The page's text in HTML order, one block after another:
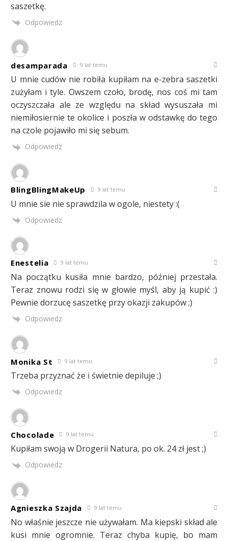
saszetkę.
Odpowiedz
desamparada 9 lat temu
U mnie cudów nie robiła kupiłam na e-zebra saszetki
zużyłam i tyle. Owszem czoło, brodę, nos coś mi tam
oczyszczała ale ze względu na skład wysuszała mi
niemiłosiernie te okolice i poszła w odstawkę do tego
na czole pojawiło mi się sebum.
Odpowiedz
BlingBlingMakeUp 9 lat temu
U mnie sie nie sprawdzila w ogole, niestety :(
Odpowiedz
Enestelia 9 lat temu
Na początku kusiła mnie bardzo, później przestała.
Teraz znowu rodzi się w głowie myśl, aby ją kupić :)
Pewnie dorzucę saszetkę przy okazji zakupów ;)
Odpowiedz
Monika St 9 lat temu
Trzeba przyznać że i świetnie depiluje ;)
Odpowiedz
Chocolade 9 lat temu
Kupiłam swoją w Drogerii Natura, po ok. 24 zł jest ;)
Odpowiedz
Agnieszka Szajda 9 lat temu
No właśnie jeszcze nie używałam. Ma kiepski skład ale
kusi mnie ogromnie. Teraz chyba kupię, bo mam